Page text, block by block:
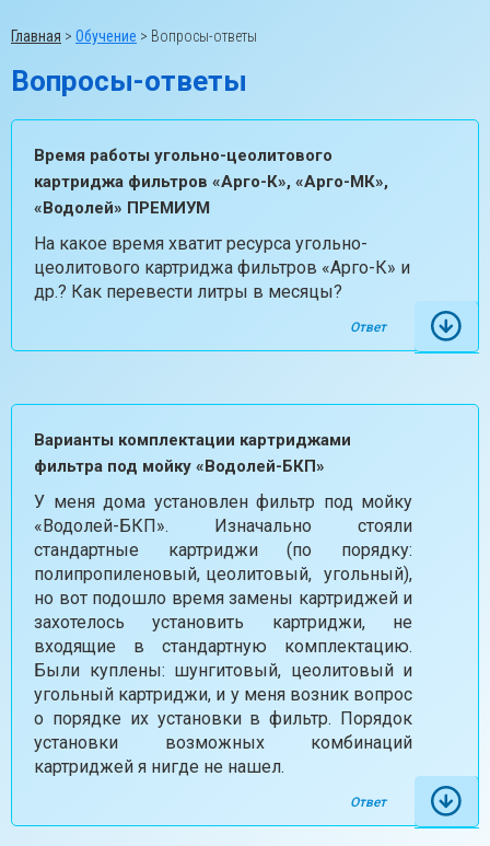
Главная > Обучение > Вопросы-ответы
Вопросы-ответы
Время работы угольно-цеолитового
картриджа фильтров «Арго-К», «Арго-МК»,
«Водолей» ПРЕМИУМ
На какое время хватит ресурса угольно-
цеолитового картриджа фильтров «Арго-К» и
др.? Как перевести литры в месяцы?
Ответ
Варианты комплектации картриджами
фильтра под мойку «Водолей-БКП»
У меня дома установлен фильтр под мойку
«Водолей-БКП». Изначально стояли
стандартные картриджи (по порядку:
полипропиленовый, цеолитовый, угольный),
но вот подошло время замены картриджей и
захотелось установить картриджи, не
входящие в стандартную комплектацию.
Были куплены: шунгитовый, цеолитовый и
угольный картриджи, и у меня возник вопрос
о порядке их установки в фильтр. Порядок
установки возможных комбинаций
картриджей я нигде не нашел.
Ответ